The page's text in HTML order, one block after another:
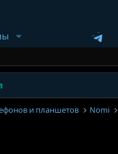
и планшетов Nomi